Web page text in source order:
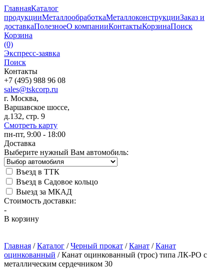
ГлавнаяКаталог
продукцииМеталлообработкаМеталлоконструкцииЗаказ и
доставкаПолезноеО компанииКонтактыКорзинаПоиск
Корзина
(0)
Экспресс-заявка
Поиск
Контакты
+7 (495) 988 96 08
sales@tskcorp.ru
г. Москва,
Варшавское шоссе,
д.132, стр. 9
Смотреть карту
пн-пт, 9:00 - 18:00
Доставка
Выберите нужный Вам автомобиль:
Въезд в ТТК
Въезд в Садовое кольцо
Выезд за МКАД
Стоимость доставки:
-
В корзину
Главная /Каталог /Черный прокат /Канат /Канат
оцинкованный /Канат оцинкованный (трос) типа ЛК-РО с
металлическим сердечником 30